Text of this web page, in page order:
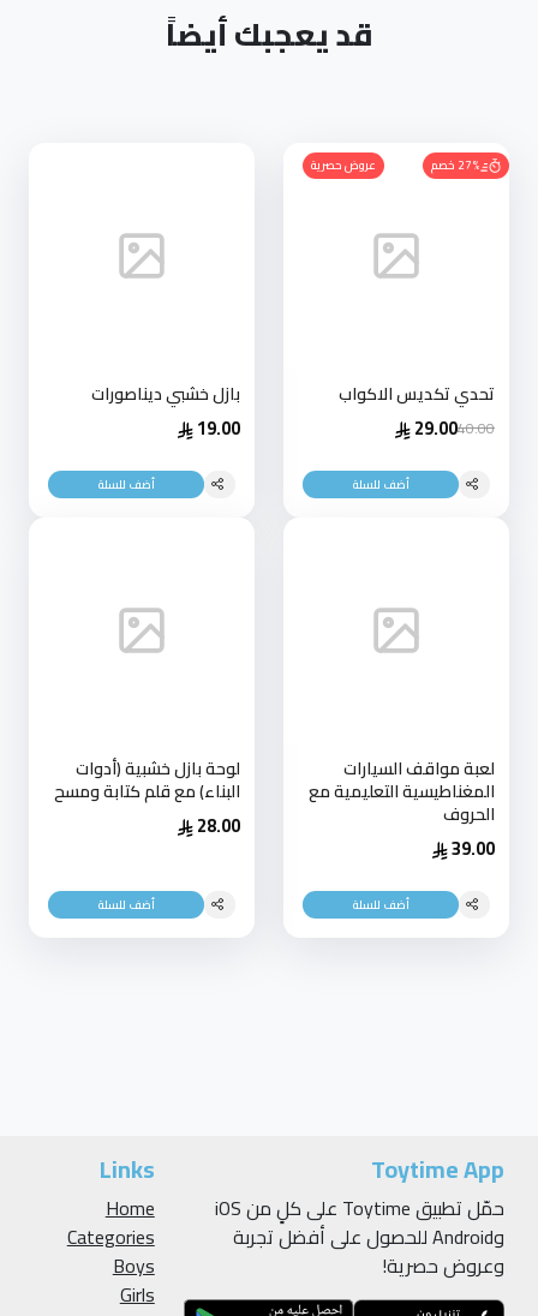
قد يعجبك أيضاً
27% خصم عروض حصرية
تحدي تكديس الاكواب
40.00
29.00
أضف للسلة
بازل خشبي ديناصورات
19.00
أضف للسلة
لعبة مواقف السيارات
المغناطيسية التعليمية مع
الحروف
39.00
أضف للسلة
لوحة بازل خشبية (أدوات
البناء) مع قلم كتابة ومسح
28.00
أضف للسلة
Toytime App
حمّل تطبيق Toytime على كلٍ من iOS
وAndroid للحصول على أفضل تجربة
وعروض حصرية!
Links
Home
Categories
Boys
Girls